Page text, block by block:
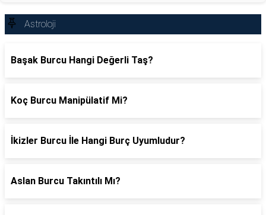
Astroloji
Başak Burcu Hangi Değerli Taş?
Koç Burcu Manipülatif Mi?
İkizler Burcu İle Hangi Burç Uyumludur?
Aslan Burcu Takıntılı Mı?